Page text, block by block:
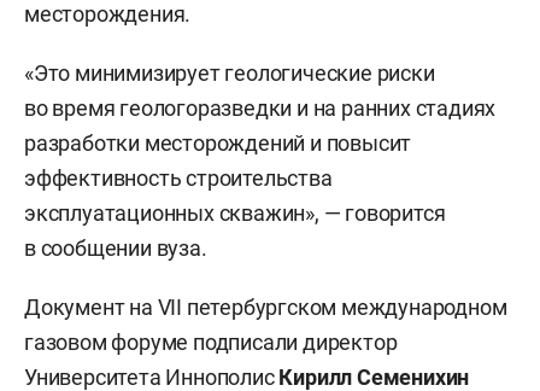
месторождения.
«Это минимизирует геологические риски
во время геологоразведки и на ранних стадиях
разработки месторождений и повысит
эффективность строительства
эксплуатационных скважин», — говорится
в сообщении вуза.
Документ на VII петербургском международном
газовом форуме подписали директор
Университета ИннополисКирилл Семенихин